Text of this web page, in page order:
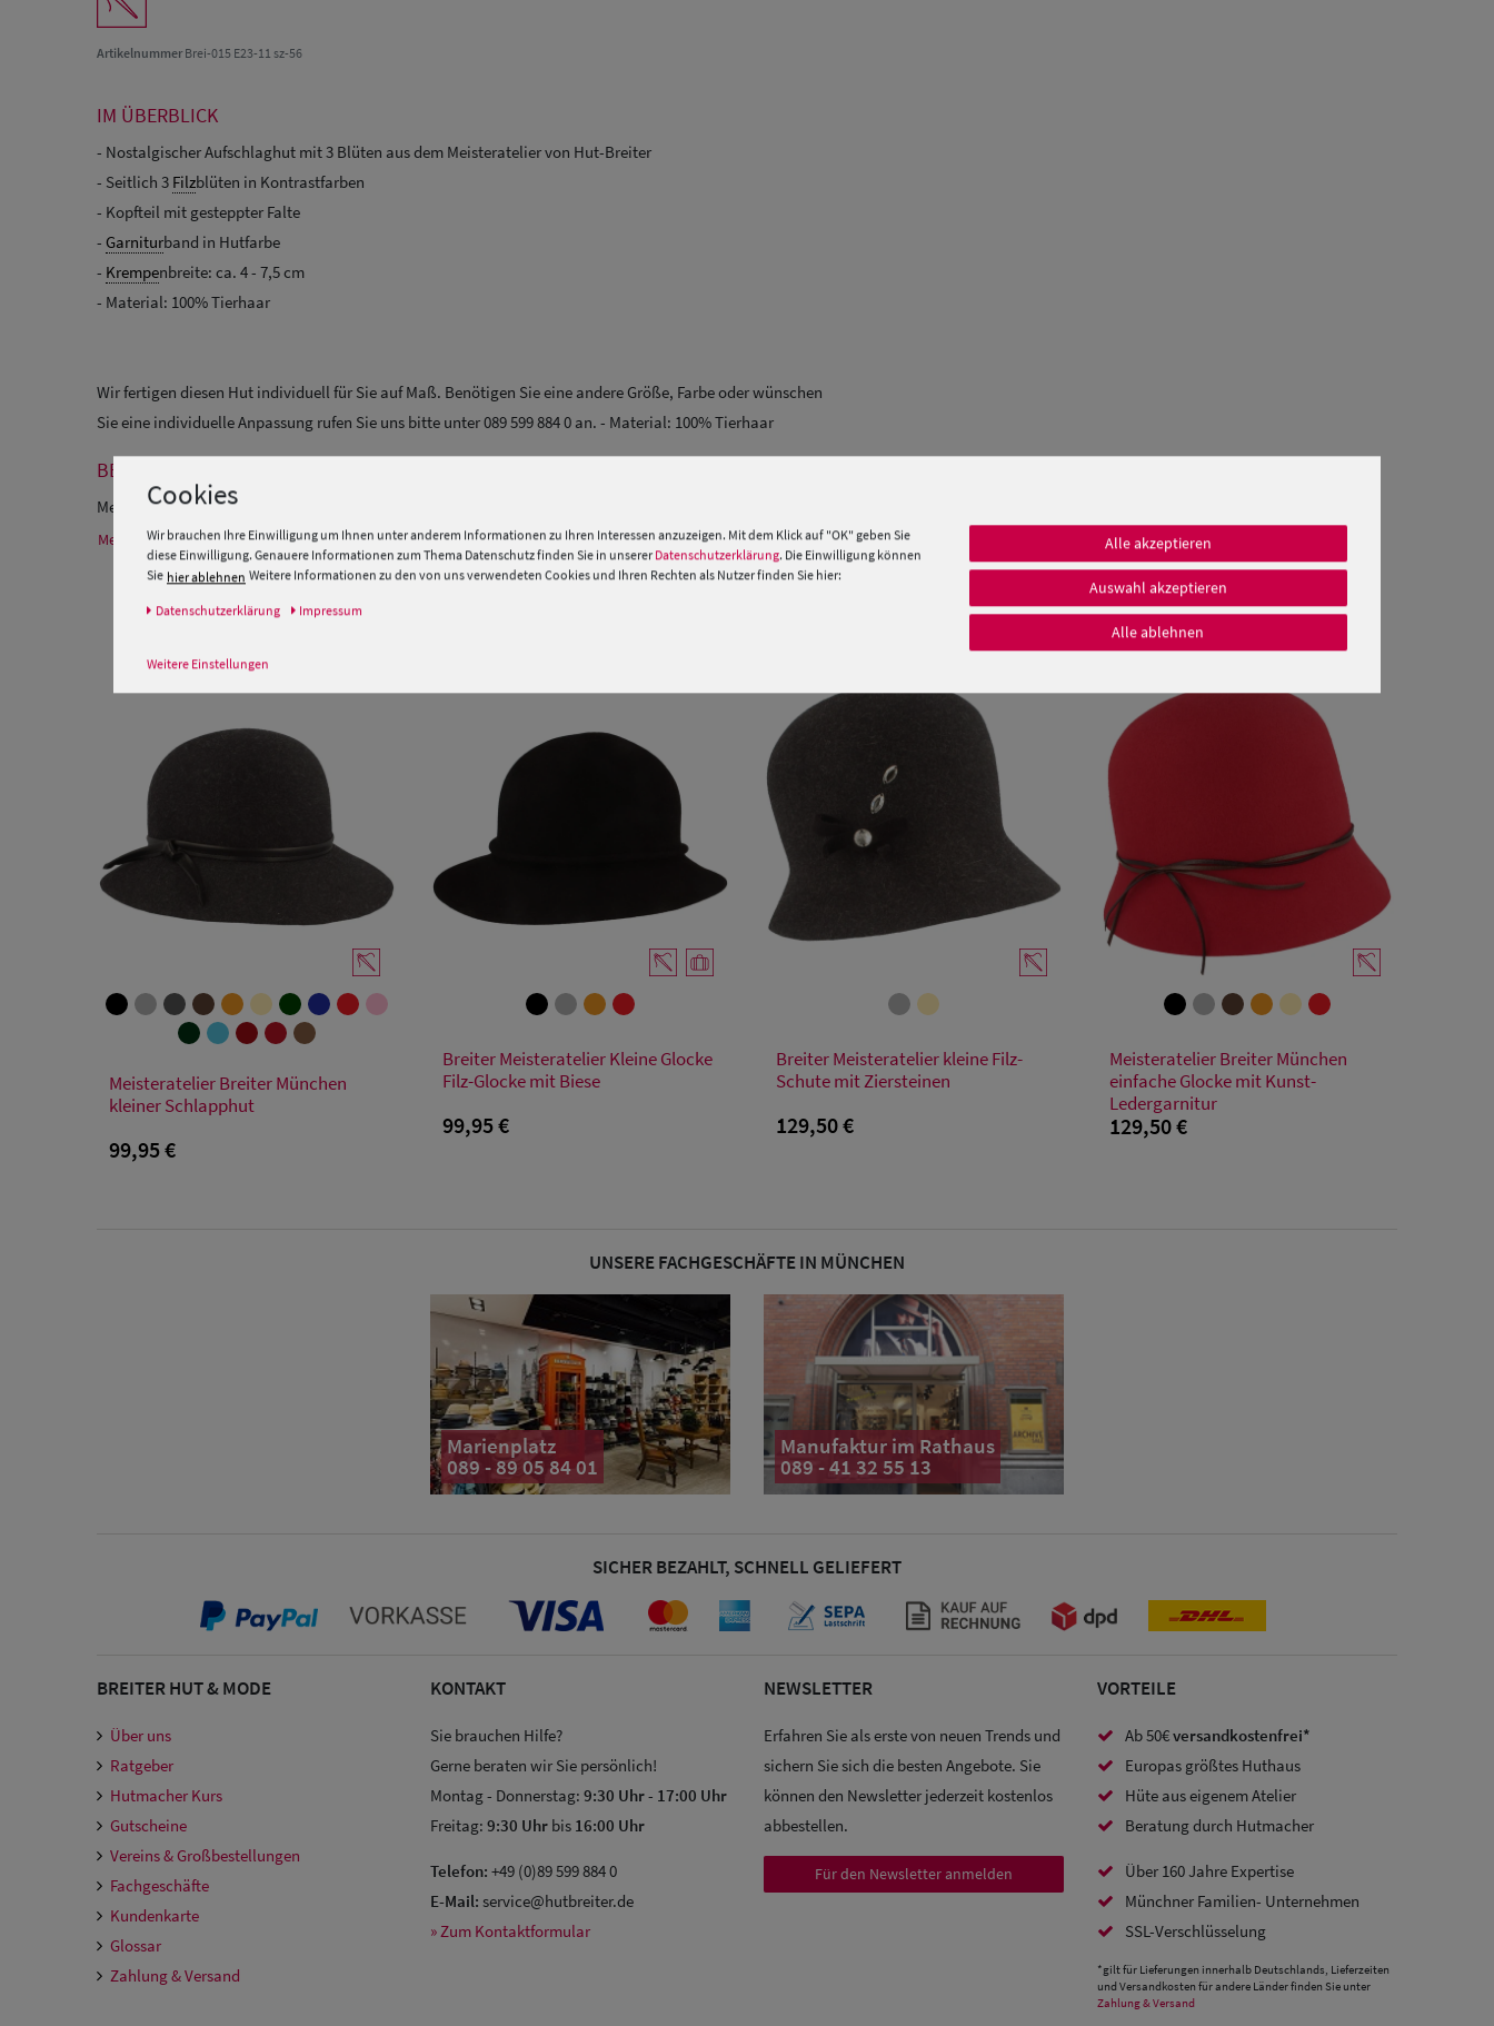
ArtikelnummerBrei-015 E23-11 sz-56
IM ÜBERBLICK
- Nostalgischer Aufschlaghut mit 3 Blüten aus dem Meisteratelier von Hut-Breiter
- Seitlich 3 Filzblüten in Kontrastfarben
- Kopfteil mit gesteppter Falte
- Garniturband in Hutfarbe
- Krempenbreite: ca. 4 - 7,5 cm
- Material: 100% Tierhaar
Wir fertigen diesen Hut individuell für Sie auf Maß. Benötigen Sie eine andere Größe, Farbe oder wünschen
Sie eine individuelle Anpassung rufen Sie uns bitte unter 089 599 884 0 an. - Material: 100% Tierhaar
BESCHREIBUNG
Meisteratelier Breiter München nostalgischer Aufschlaghut mit 3 Blüten
Mehr Informationen zum Hersteller und EU Verantwortlichen »
55 56 57
Meisteratelier Breiter München
kleiner Schlapphut
99,95 €
55 56 57
Breiter Meisteratelier Kleine Glocke
Filz-Glocke mit Biese
99,95 €
55 56 57 58
Breiter Meisteratelier kleine Filz-
Schute mit Ziersteinen
129,50 €
55 56 57 58 59
Meisteratelier Breiter München
einfache Glocke mit Kunst-
Ledergarnitur
129,50 €
UNSERE FACHGESCHÄFTE IN MÜNCHEN
Marienplatz
089 - 89 05 84 01
Manufaktur im Rathaus
089 - 41 32 55 13
SICHER BEZAHLT, SCHNELL GELIEFERT
BREITER HUT & MODE
Über uns
Ratgeber
Hutmacher Kurs
Gutscheine
Vereins & Großbestellungen
Fachgeschäfte
Kundenkarte
Glossar
Zahlung & Versand
KONTAKT
Sie brauchen Hilfe?
Gerne beraten wir Sie persönlich!
Montag - Donnerstag: 9:30 Uhr- 17:00 Uhr
Freitag: 9:30 Uhr bis 16:00 Uhr
Telefon: +49 (0)89 599 884 0
E-Mail: service@hutbreiter.de
» Zum Kontaktformular
NEWSLETTER
Erfahren Sie als erste von neuen Trends und
sichern Sie sich die besten Angebote. Sie
können den Newsletter jederzeit kostenlos
abbestellen.
Für den Newsletter anmelden
VORTEILE
Ab 50€versandkostenfrei*
Europas größtes Huthaus
Hüte aus eigenem Atelier
Beratung durch Hutmacher
Über 160 Jahre Expertise
Münchner Familien- Unternehmen
SSL-Verschlüsselung
*gilt für Lieferungen innerhalb Deutschlands, Lieferzeiten
und Versandkosten für andere Länder finden Sie unter
Zahlung & Versand
Cookies
Wir brauchen Ihre Einwilligung um Ihnen unter anderem Informationen zu Ihren Interessen anzuzeigen. Mit dem Klick auf "OK" geben Sie
diese Einwilligung. Genauere Informationen zum Thema Datenschutz finden Sie in unserer Datenschutzerklärung. Die Einwilligung können
Sie hier ablehnen Weitere Informationen zu den von uns verwendeten Cookies und Ihren Rechten als Nutzer finden Sie hier:
Daten­schutz­erklärung Impressum
Weitere Einstellungen
Alle akzeptieren
Auswahl akzeptieren
Alle ablehnen